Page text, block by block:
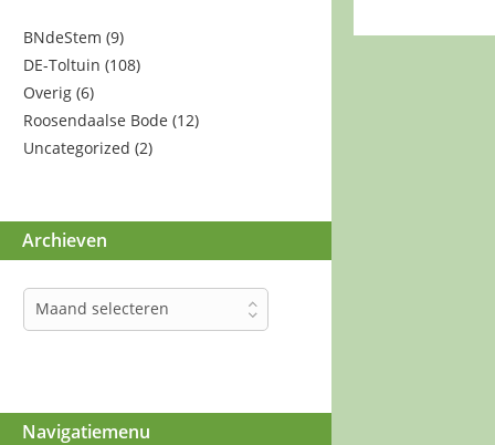
BNdeStem (9)
DE-Toltuin (108)
Overig (6)
Roosendaalse Bode (12)
Uncategorized (2)
Archieven
Archieven
Maand selecteren
Navigatiemenu